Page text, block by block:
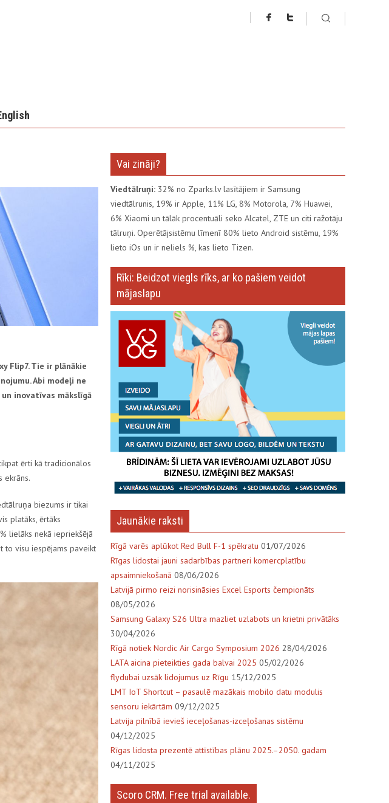
Flip7. Tie ir plānākie
Abi modeļi ne
inovatīvas mākslīgā
ērti kā tradicionālos
ekrāns.
biezums ir tikai
platāks, ērtāks
lielāks nekā iepriekšējā
to visu iespējams paveikt
Vai zināji?
Viedtālruņi: 32% no Zparks.lv lasītājiem ir Samsung
viedtālrunis, 19% ir Apple, 11% LG, 8% Motorola, 7% Huawei,
6% Xiaomi un tālāk procentuāli seko Alcatel, ZTE un citi ražotāju
tālruņi. Operētājsistēmu līmenī 80% lieto Android sistēmu, 19%
lieto iOs un ir neliels %, kas lieto Tizen.
Rīki: Beidzot viegls rīks, ar ko pašiem veidot
mājaslapu
Jaunākie raksti
Rīgā varēs aplūkot Red Bull F-1 spēkratu 01/07/2026
Rīgas lidostai jauni sadarbības partneri komercplatību
apsaimniekošanā 08/06/2026
Latvijā pirmo reizi norisināsies Excel Esports čempionāts
08/05/2026
Samsung Galaxy S26 Ultra mazliet uzlabots un krietni privātāks
30/04/2026
Rīgā notiek Nordic Air Cargo Symposium 2026 28/04/2026
LATA aicina pieteikties gada balvai 2025 05/02/2026
flydubai uzsāk lidojumus uz Rīgu 15/12/2025
LMT IoT Shortcut – pasaulē mazākais mobilo datu modulis
sensoru iekārtām 09/12/2025
Latvija pilnībā ievieš ieceļošanas-izceļošanas sistēmu
04/12/2025
Rīgas lidosta prezentē attīstības plānu 2025.–2050. gadam
04/11/2025
Scoro CRM. Free trial available.